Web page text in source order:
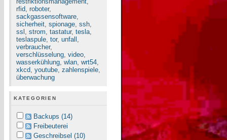
rfid, roboter,
sackgassensoftware,
sicherheit, spionage, ssh,
ssl , strom, tastatur, tesla,
teslaspule, tor, unfall ,
verbraucher,
verschlüsselung, video,
wasserkühlung, wlan, wrt54,
xkcd, youtube, zahlenspiele,
überwachung
KATEGORIEN
Backups (14)
Freibeuterei
Geschreibsel (10)